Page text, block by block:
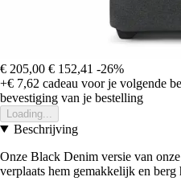
€ 205,00 € 152,41 -26%
+€ 7,62 cadeau voor je volgende
bevestiging van je bestelling
Loading...
Beschrijving
Onze Black Denim versie van
verplaats hem gemakkelijk en